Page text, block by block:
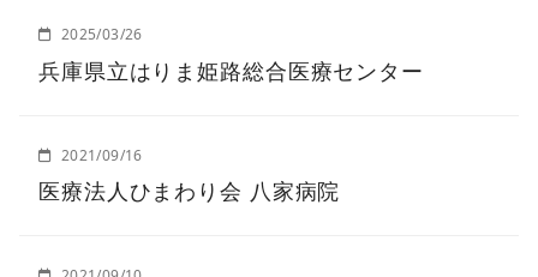
2025/03/26
兵庫県立はりま姫路総合医療センター
2021/09/16
医療法人ひまわり会 八家病院